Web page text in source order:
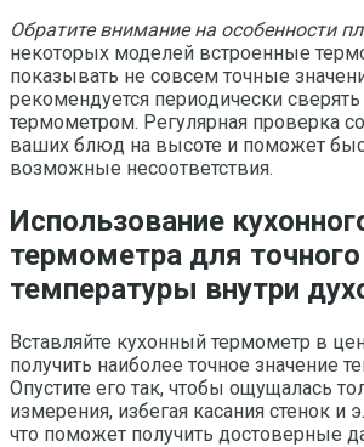
Обратите внимание на особенности
некоторых моделей встроенные
показывать не совсем точные
рекомендуется периодически
термометром. Регулярная проверка
ваших блюд на высоте и поможет
возможные несоответствия.
Использование
термометра для
температуры внутри
Вставляйте кухонный термометр в
получить наиболее точное значение
Опустите его так, чтобы ощущалась
измерения, избегая касания стенок и
что поможет получить достоверные